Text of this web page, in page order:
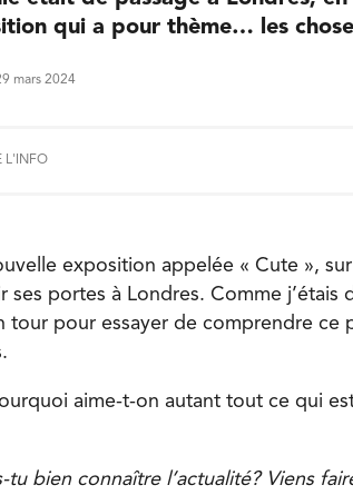
qui a pour thème… les
mars 2024
L'INFO
exposition appelée « Cute »,
ses portes à Londres. Comme j’étais
tour pour essayer de comprendre ce
aime-t-on autant tout ce qui
tu bien connaître l’actualité? Viens